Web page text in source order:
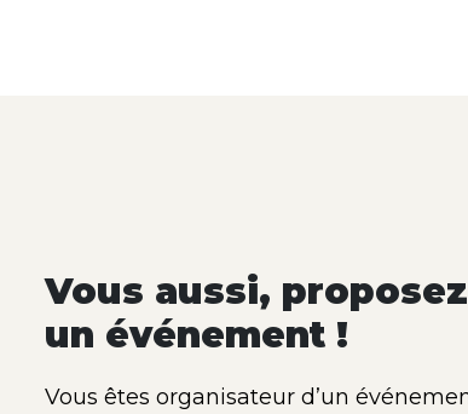
Vous aussi, proposez
un événement !
Vous êtes organisateur d’un